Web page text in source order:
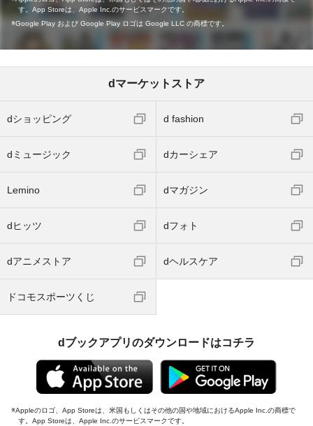
す。App Storeは、Apple Inc.のサービスマークです。
Google Play および Google Play ロゴは Google LLC の商標です。
dマーケットストア
dショッピング d fashion
dミュージック dカーシェア
Lemino dマガジン
dヒッツ dフォト
dアニメストア dヘルスケア
ドコモスポーツくじ
dブックアプリのダウンロードはコチラ
Appleのロゴ、App Storeは、米国もしくはその他の国や地域におけるApple Inc.の商標で
す。App Storeは、Apple Inc.のサービスマークです。